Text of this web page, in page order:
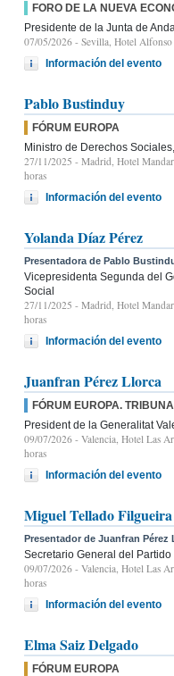
FORO DE LA NUEVA
Presidente de la Junta de
07/05/2026 - Sevilla, Hotel
Información del evento
Pablo Bustinduy
FÓRUM EUROPA
Ministro de Derechos
27/11/2025 - Madrid, Hotel
horas
Información del evento
Yolanda Díaz Pérez
Presentadora de Pablo
Vicepresidenta Segunda del
Social
27/11/2025 - Madrid, Hotel
horas
Información del evento
Juanfran Pérez Llorca
FÓRUM EUROPA.
President de la Generalitat
09/07/2026 - Valencia, Hotel Las
horas
Información del evento
Miguel Tellado Filgueira
Presentador de Juanfran Pérez
Secretario General del
09/07/2026 - Valencia, Hotel Las
horas
Información del evento
Elma Saiz Delgado
FÓRUM EUROPA